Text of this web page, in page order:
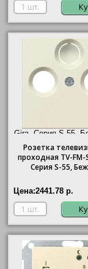
Gira, Серия S-55,
Розетка
проходная ТV-
Серия S-55,
Цена:2441.78 р.